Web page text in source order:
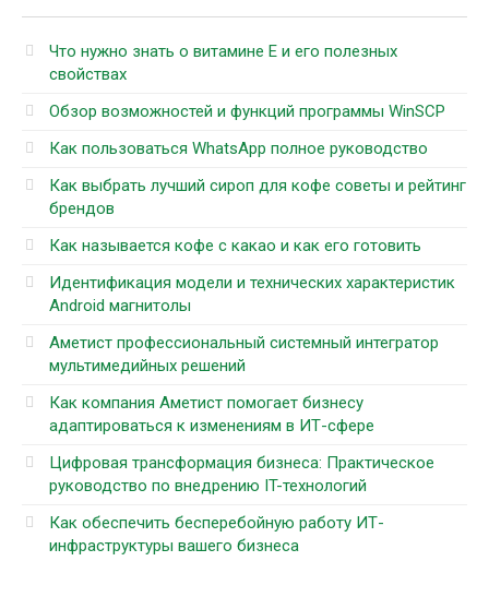
Что нужно знать о витамине Е и его полезных
свойствах
Обзор возможностей и функций программы WinSCP
Как пользоваться WhatsApp полное руководство
Как выбрать лучший сироп для кофе советы и рейтинг
брендов
Как называется кофе с какао и как его готовить
Идентификация модели и технических характеристик
Android магнитолы
Аметист профессиональный системный интегратор
мультимедийных решений
Как компания Аметист помогает бизнесу
адаптироваться к изменениям в ИТ-сфере
Цифровая трансформация бизнеса: Практическое
руководство по внедрению IT-технологий
Как обеспечить бесперебойную работу ИТ-
инфраструктуры вашего бизнеса